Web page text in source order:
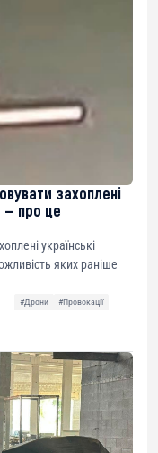
захоплені
— про це
українські
яких раніше
#Дрони
#Провокації